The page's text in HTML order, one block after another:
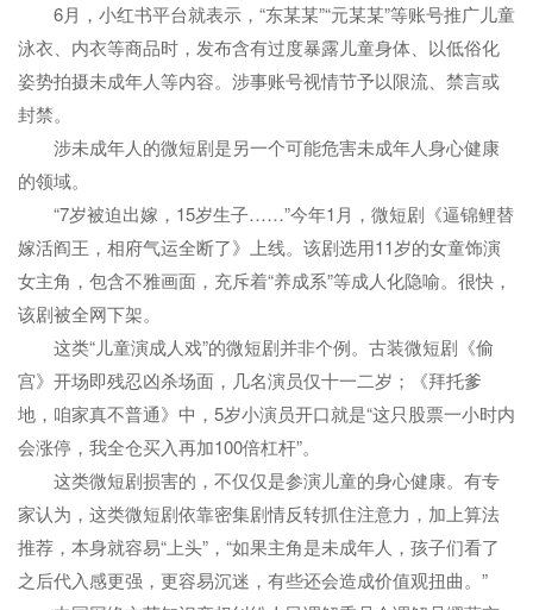
6月，小红书平台就表示，“东某某”“元某某”等账号推广儿童
泳衣、内衣等商品时，发布含有过度暴露儿童身体、以低俗化
姿势拍摄未成年人等内容。涉事账号视情节予以限流、禁言或
封禁。
涉未成年人的微短剧是另一个可能危害未成年人身心健康
的领域。
“7岁被迫出嫁，15岁生子……”今年1月，微短剧《逼锦鲤替
嫁活阎王，相府气运全断了》上线。该剧选用11岁的女童饰演
女主角，包含不雅画面，充斥着“养成系”等成人化隐喻。很快，
该剧被全网下架。
这类“儿童演成人戏”的微短剧并非个例。古装微短剧《偷
宫》开场即残忍凶杀场面，几名演员仅十一二岁；《拜托爹
地，咱家真不普通》中，5岁小演员开口就是“这只股票一小时内
会涨停，我全仓买入再加100倍杠杆”。
这类微短剧损害的，不仅仅是参演儿童的身心健康。有专
家认为，这类微短剧依靠密集剧情反转抓住注意力，加上算法
推荐，本身就容易“上头”，“如果主角是未成年人，孩子们看了
之后代入感更强，更容易沉迷，有些还会造成价值观扭曲。”